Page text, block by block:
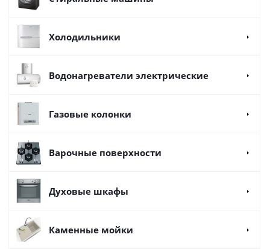
Холодильники
Водонагреватели электрические
Газовые колонки
Варочные поверхности
Духовые шкафы
Каменные мойки